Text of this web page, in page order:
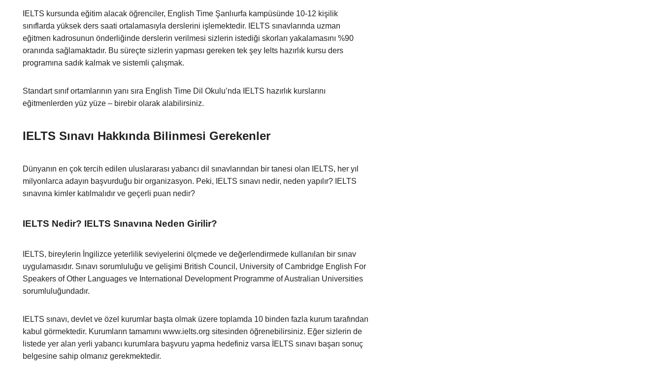
IELTS kursunda eğitim alacak öğrenciler, English Time Şanlıurfa kampüsünde 10-12 kişilik
sınıflarda yüksek ders saati ortalamasıyla derslerini işlemektedir. IELTS sınavlarında uzman
eğitmen kadrosunun önderliğinde derslerin verilmesi sizlerin istediği skorları yakalamasını %90
oranında sağlamaktadır. Bu süreçte sizlerin yapması gereken tek şey Ielts hazırlık kursu ders
programına sadık kalmak ve sistemli çalışmak.
Standart sınıf ortamlarının yanı sıra English Time Dil Okulu’nda IELTS hazırlık kurslarını
eğitmenlerden yüz yüze – birebir olarak alabilirsiniz.
IELTS Sınavı Hakkında Bilinmesi Gerekenler
Dünyanın en çok tercih edilen uluslararası yabancı dil sınavlarından bir tanesi olan IELTS, her yıl
milyonlarca adayın başvurduğu bir organizasyon. Peki, IELTS sınavı nedir, neden yapılır? IELTS
sınavına kimler katılmalıdır ve geçerli puan nedir?
IELTS Nedir? IELTS Sınavına Neden Girilir?
IELTS, bireylerin İngilizce yeterlilik seviyelerini ölçmede ve değerlendirmede kullanılan bir sınav
uygulamasıdır. Sınavı sorumluluğu ve gelişimi British Council, University of Cambridge English For
Speakers of Other Languages ve International Development Programme of Australian Universities
sorumluluğundadır.
IELTS sınavı, devlet ve özel kurumlar başta olmak üzere toplamda 10 binden fazla kurum tarafından
kabul görmektedir. Kurumların tamamını www.ielts.org sitesinden öğrenebilirsiniz. Eğer sizlerin de
listede yer alan yerli yabancı kurumlara başvuru yapma hedefiniz varsa İELTS sınavı başarı sonuç
belgesine sahip olmanız gerekmektedir.